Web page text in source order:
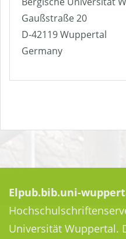
Gaußstraße 20
D-42119 Wuppertal
Germany
Elpub.bib.uni-
Universität Wuppertal.